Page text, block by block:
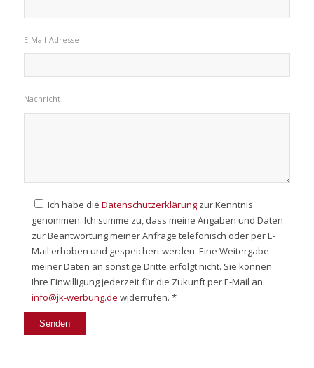
E-Mail-Adresse
Nachricht
Ich habe die Datenschutzerklärungzur Kenntnis
genommen. Ich stimme zu, dass meine Angaben und Daten
zur Beantwortung meiner Anfrage telefonisch oder per E-
Mail erhoben und gespeichert werden. Eine Weitergabe
meiner Daten an sonstige Dritte erfolgt nicht. Sie können
Ihre Einwilligung jederzeit für die Zukunft per E-Mail an
info@jk-werbung.de widerrufen. *